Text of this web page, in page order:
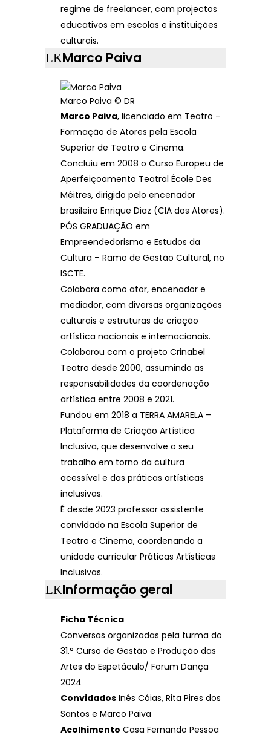
regime de freelancer, com projectos
educativos em escolas e instituições
culturais.
Marco Paiva
Marco Paiva © DR
Marco Paiva, licenciado em Teatro –
Formação de Atores pela Escola
Superior de Teatro e Cinema.
Concluiu em 2008 o Curso Europeu de
Aperfeiçoamento Teatral École Des
Mêitres, dirigido pelo encenador
brasileiro Enrique Diaz (CIA dos Atores).
PÓS GRADUAÇÃO em
Empreendedorismo e Estudos da
Cultura – Ramo de Gestão Cultural, no
ISCTE.
Colabora como ator, encenador e
mediador, com diversas organizações
culturais e estruturas de criação
artística nacionais e internacionais.
Colaborou com o projeto Crinabel
Teatro desde 2000, assumindo as
responsabilidades da coordenação
artística entre 2008 e 2021.
Fundou em 2018 a TERRA AMARELA –
Plataforma de Criação Artística
Inclusiva, que desenvolve o seu
trabalho em torno da cultura
acessível e das práticas artísticas
inclusivas.
É desde 2023 professor assistente
convidado na Escola Superior de
Teatro e Cinema, coordenando a
unidade curricular Práticas Artísticas
Inclusivas.
Informação geral
Ficha Técnica
Conversas organizadas pela turma do
31.° Curso de Gestão e Produção das
Artes do Espetáculo/ Forum Dança
2024
Convidados Inês Cóias, Rita Pires dos
Santos e Marco Paiva
Acolhimento Casa Fernando Pessoa